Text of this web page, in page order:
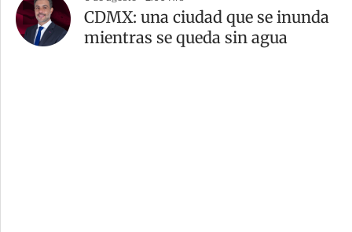
CDMX: una ciudad que se inunda
mientras se queda sin agua